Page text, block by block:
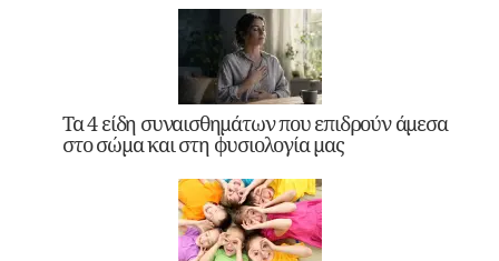
Τα 4 είδη συναισθημάτων που επιδρούν άμεσα
στο σώμα και στη φυσιολογία μας